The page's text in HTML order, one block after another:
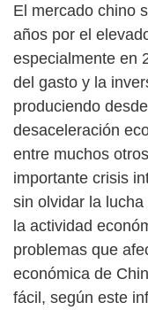
El mercado chino
años por el
especialmente en
del gasto y la
produciendo
desaceleración
entre muchos
importante crisis
sin olvidar la
la actividad
problemas que
económica de
fácil, según este